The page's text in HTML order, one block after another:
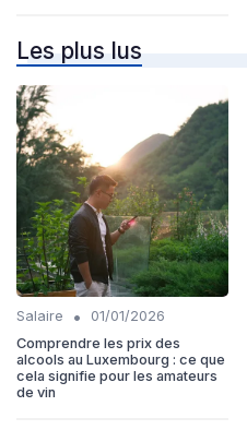
Les plus lus
Salaire •
01/01/2026
Comprendre les prix des
alcools au Luxembourg : ce que
cela signifie pour les amateurs
de vin